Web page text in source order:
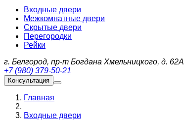
Входные двери
Межкомнатные двери
Скрытые двери
Перегородки
Рейки
г. Белгород, пр-т Богдана Хмельницкого, д. 62А
+7 (980) 379-50-21
Консультация
Главная
Входные двери